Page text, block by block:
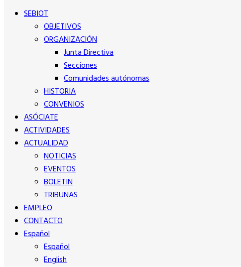
SEBIOT
OBJETIVOS
ORGANIZACIÓN
Junta Directiva
Secciones
Comunidades autónomas
HISTORIA
CONVENIOS
ASÓCIATE
ACTIVIDADES
ACTUALIDAD
NOTICIAS
EVENTOS
BOLETIN
TRIBUNAS
EMPLEO
CONTACTO
Español
Español
English